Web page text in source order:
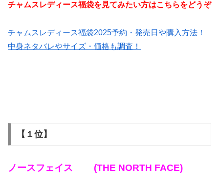
チャムスレディース福袋を見てみたい方はこちらをどうぞ
チャムスレディース福袋2025予約・発売日や購入方法！
中身ネタバレやサイズ・価格も調査！
【１位】
ノースフェイス (THE NORTH FACE)